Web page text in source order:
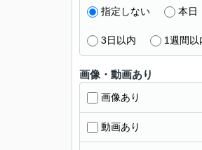
指定しない 本日
3日以内 1週間以
画像・動画あり
画像あり
動画あり